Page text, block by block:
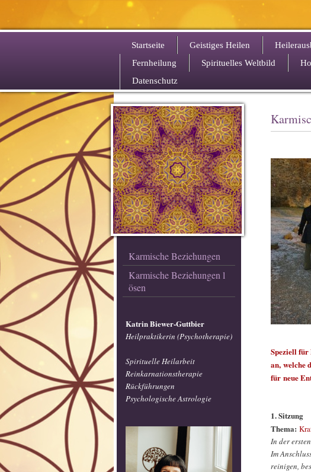
Startseite Geistiges Heilen
Fernheilung
Spirituelles Weltbild
Datenschutz
Karmische Beziehungen
Karmische Beziehungen l
ösen
Katrin Biewer-Guttbier
Heilpraktikerin (Psychotherapie)
Spirituelle Heilarbeit
Reinkarnationstherapie
Rückführungen
Psychologische Astrologie
Speziell für
an, welche
für neue
1. Sitzung
Thema:
In der
Im
reinigen,